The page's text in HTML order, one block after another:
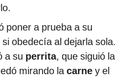
poner a prueba a su
obedecía al dejarla sola.
a su perrita, que siguió la
mirando lacarne y el